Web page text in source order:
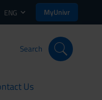
ENG MyUnivr
Search
Us